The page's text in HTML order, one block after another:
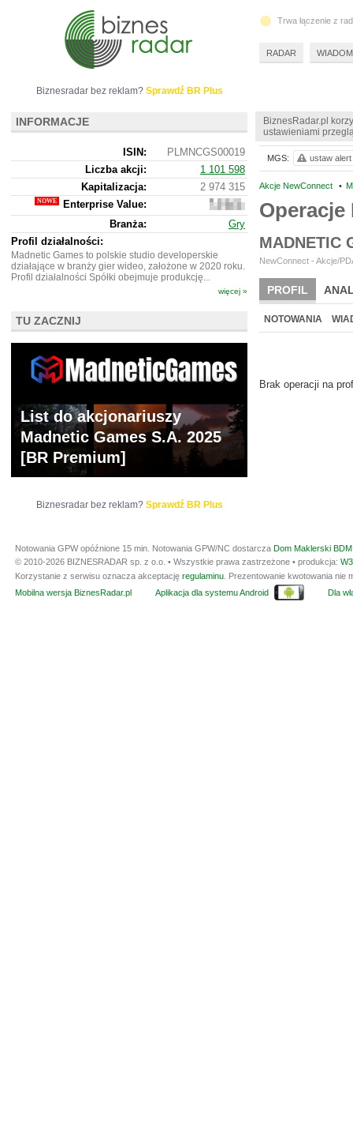
BiznesRadar.pl
ustawieniami
Akcje NewConnect •
Operacje
MADNETIC
NewConnect - Akcje/
PROFIL
BR LAB
NOTOWANIA
Brak operacji na
MGS: ustaw alert
Biznesradar bez reklam? Sprawdź BR Plus
INFORMACJE
ISIN:
PLMNCGS00019
Liczba akcji:
1 101 598
Kapitalizacja:
2 974 315
Enterprise Value:
2
887
315
Branża:
Gry
Profil działalności:
Madnetic Games to polskie studio developerskie
działające w branży gier wideo, założone w 2020 roku.
Profil działalności Spółki obejmuje produkcję...
więcej »
TU ZACZNIJ
List do akcjonariuszy
Madnetic Games S.A. 2025
[BR Premium]
Biznesradar bez reklam? Sprawdź BR Plus
Trwa łączenie z
RADAR
Notowania GPW opóźnione 15 min. Notowania GPW/NC dostarcza Dom Maklerski
© 2010-2026 BIZNESRADAR sp. z o.o. • Wszystkie prawa zastrzeżone • produkcja:
Korzystanie z serwisu oznacza akceptację regulaminu . Prezentowanie kwotowania
Mobilna wersja BiznesRadar.pl
Aplikacja dla systemu Android Dla